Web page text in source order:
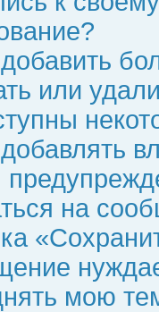
или
на
мою